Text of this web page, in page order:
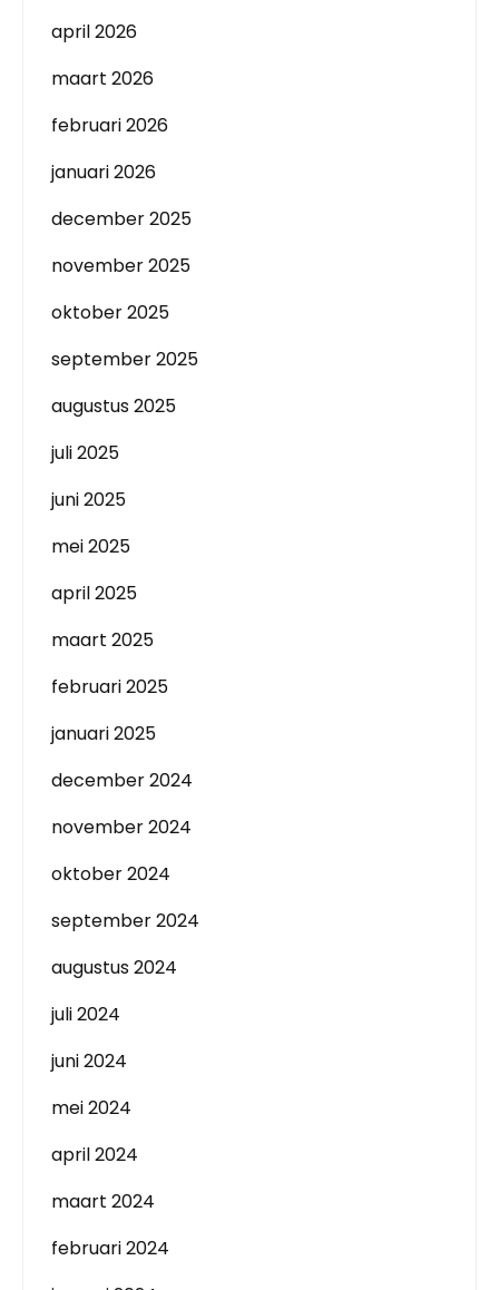
april 2026
maart 2026
februari 2026
januari 2026
december 2025
november 2025
oktober 2025
september 2025
augustus 2025
juli 2025
juni 2025
mei 2025
april 2025
maart 2025
februari 2025
januari 2025
december 2024
november 2024
oktober 2024
september 2024
augustus 2024
juli 2024
juni 2024
mei 2024
april 2024
maart 2024
februari 2024